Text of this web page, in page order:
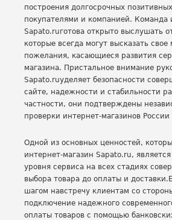
построения долгосрочных
покупателями и компанией. Команда
Sapato.ruготова открыто выслушать
которые всегда могут высказать свое
пожелания, касающиеся развития
магазина. Пристальное внимание
Sapato.ruуделяет безопасности
сайте, надежности и стабильности
частности, они подтверждены
проверки интернет-магазинов России
Одной из основных ценностей,
интернет-магазин Sapato.ru,
уровня сервиса на всех стадиях
выбора товара до оплаты и
шагом навстречу клиентам со
подключение надежного
оплаты товаров с помощью